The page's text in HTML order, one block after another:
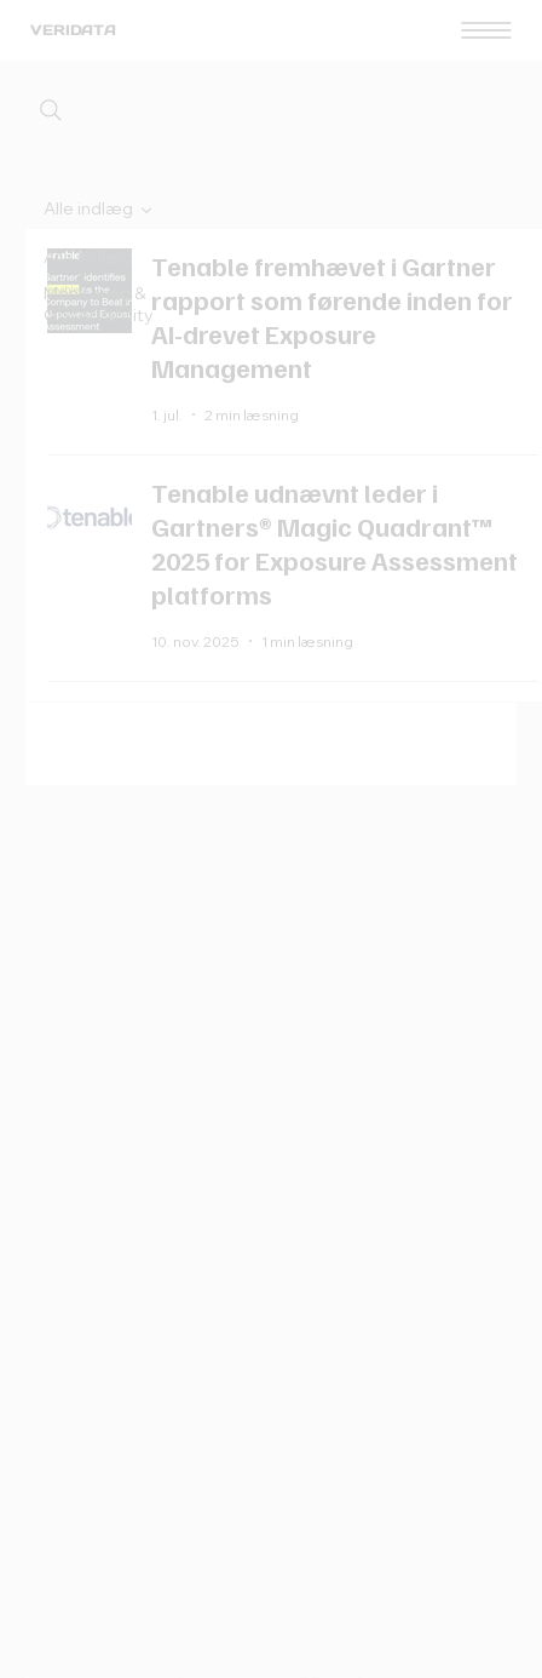
VERIDATA
Alle indlæg
Monitoring &
Observability
Alle indlæg
Tenable fremhævet i Gartner
rapport som førende inden for
AI-drevet Exposure
Management
1. jul. 2 min læsning
Tenable udnævnt leder i
Gartners® Magic Quadrant™
2025 for Exposure Assessment
platforms
10. nov. 2025 1 min læsning